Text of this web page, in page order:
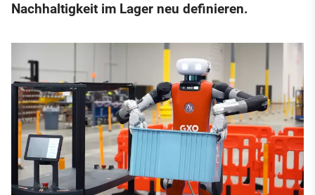
Nachhaltigkeit im Lager neu definieren.